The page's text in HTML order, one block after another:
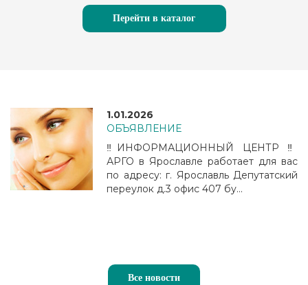
Перейти в каталог
1.01.2026
ОБЪЯВЛЕНИЕ
‼️ИНФОРМАЦИОННЫЙ ЦЕНТР ‼️
АРГО в Ярославле работает для вас
по адресу: г. Ярославль Депутатский
переулок д.3 офис 407 бу...
Все новости